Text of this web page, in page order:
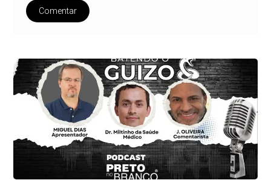
Comentar